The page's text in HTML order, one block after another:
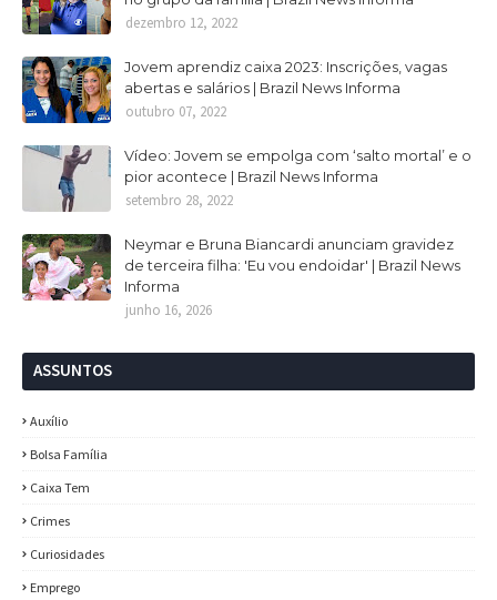
dezembro 12, 2022
Jovem aprendiz caixa 2023: Inscrições, vagas
abertas e salários | Brazil News Informa
outubro 07, 2022
Vídeo: Jovem se empolga com ‘salto mortal’ e o
pior acontece | Brazil News Informa
setembro 28, 2022
Neymar e Bruna Biancardi anunciam gravidez
de terceira filha: 'Eu vou endoidar' | Brazil News
Informa
junho 16, 2026
ASSUNTOS
Auxílio
Bolsa Família
Caixa Tem
Crimes
Curiosidades
Emprego